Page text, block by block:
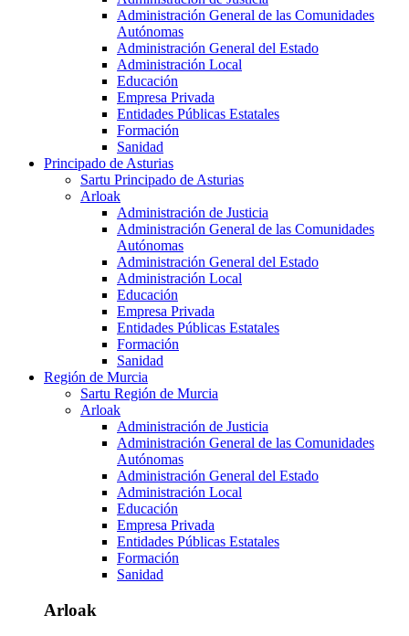
Administración General de las Comunidades
Autónomas
Administración General del Estado
Administración Local
Educación
Empresa Privada
Entidades Públicas Estatales
Formación
Sanidad
Principado de Asturias
Sartu Principado de Asturias
Arloak
Administración de Justicia
Administración General de las Comunidades
Autónomas
Administración General del Estado
Administración Local
Educación
Empresa Privada
Entidades Públicas Estatales
Formación
Sanidad
Región de Murcia
Sartu Región de Murcia
Arloak
Administración de Justicia
Administración General de las Comunidades
Autónomas
Administración General del Estado
Administración Local
Educación
Empresa Privada
Entidades Públicas Estatales
Formación
Sanidad
Arloak